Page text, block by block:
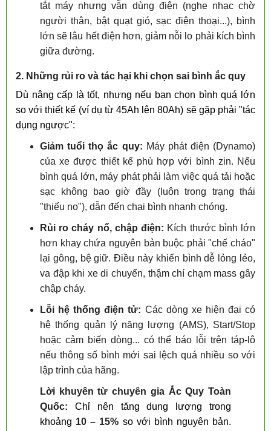
tắt máy nhưng vẫn dùng điện (nghe nhạc chờ
người thân, bật quạt gió, sạc điện thoại...), bình
lớn sẽ lâu hết điện hơn, giảm nỗi lo phải kích bình
giữa đường.
2. Những rủi ro và tác hại khi chọn sai bình ắc quy
Dù nâng cấp là tốt, nhưng nếu bạn chọn bình quá lớn
so với thiết kế (ví dụ từ 45Ah lên 80Ah) sẽ gặp phải "tác
dụng ngược":
Giảm tuổi thọ ắc quy: Máy phát điện (Dynamo)
của xe được thiết kế phù hợp với bình zin. Nếu
bình quá lớn, máy phát phải làm việc quá tải hoặc
sạc không bao giờ đầy (luôn trong trạng thái
"thiếu no"), dẫn đến chai bình nhanh chóng.
Rủi ro cháy nổ, chập điện: Kích thước bình lớn
hơn khay chứa nguyên bản buộc phải "chế cháo"
lại gông, bệ giữ. Điều này khiến bình dễ lỏng lẻo,
va đập khi xe di chuyển, thậm chí chạm mass gây
chập cháy.
Lỗi hệ thống điện tử: Các dòng xe hiện đại có
hệ thống quản lý năng lượng (AMS), Start/Stop
hoặc cảm biến dòng... có thể báo lỗi trên táp-lô
nếu thông số bình mới sai lệch quá nhiều so với
lập trình của hãng.
Lời khuyên từ chuyên gia Ắc Quy Toàn
Quốc: Chỉ nên tăng dung lượng trong
khoảng 10 – 15% so với bình nguyên bản.